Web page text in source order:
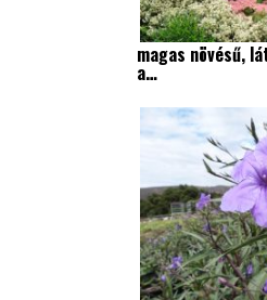
magas növésű,
a…